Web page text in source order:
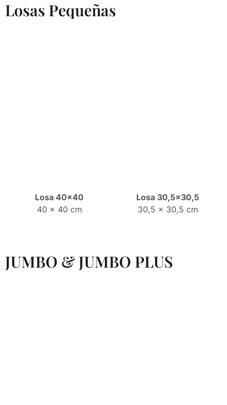
Losas Pequeñas
Losa 40×40
40 x 40 cm
Losa 30,5×30,5
30,5 x 30,5 cm
JUMBO & JUMBO PLUS